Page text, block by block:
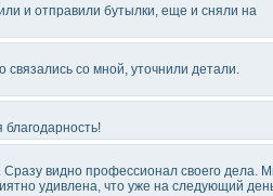
и отправили бутылки, еще и сняли на
связались со мной, уточнили детали.
видно профессионал своего дела.
удивлена, что уже на следующий